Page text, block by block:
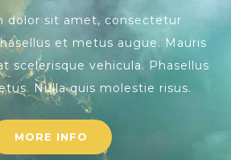
dolor sit amet, consectetur
et metus augue. Mauris
scelerisque vehicula. Phasellus
Nulla quis molestie risus.
MORE INFO